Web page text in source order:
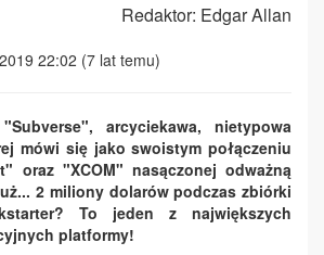
Redaktor: Edgar Allan
22:02 (7 lat temu)
arcyciekawa, nietypowa
mówi się jako swoistym połączeniu
oraz "XCOM" nasączonej odważną
2 miliony dolarów podczas zbiórki
To jeden z największych
platformy!